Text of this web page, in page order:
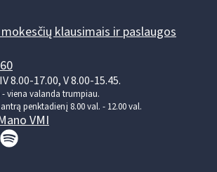
klausimais ir paslaugos
8.00-17.00, V 8.00-15.45.
- viena valanda trumpiau.
penktadienį 8.00 val. - 12.00 val.
VMI